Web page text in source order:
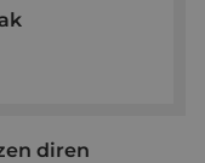
diren